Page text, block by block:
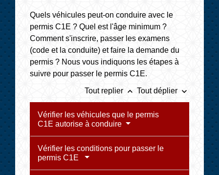
Quels véhicules peut-on conduire avec le
permis C1E ? Quel est l'âge minimum ?
Comment s'inscrire, passer les examens
(code et la conduite) et faire la demande du
permis ? Nous vous indiquons les étapes à
suivre pour passer le permis C1E.
Tout replier keyboard_arrow_up Tout déplier keyboard_arrow_down
Vérifier les véhicules que le permis
C1E autorise à conduire
Vérifier les conditions pour passer le
permis C1E